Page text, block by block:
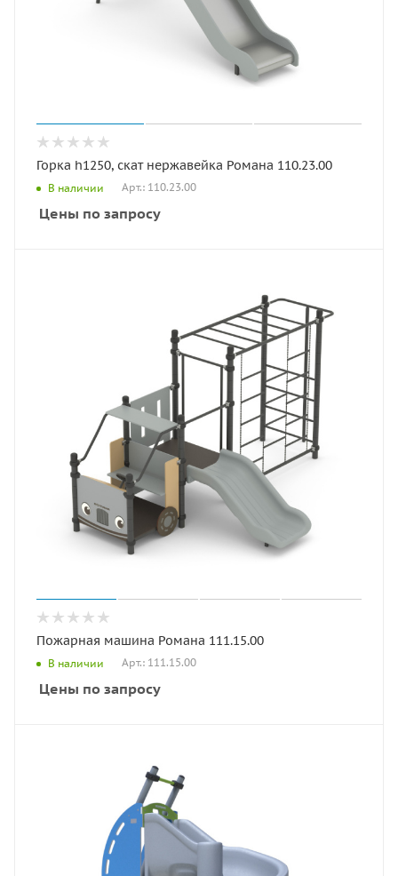
Горка h1250, скат нержавейка Романа 110.23.00
В наличии Арт.: 110.23.00
Цены по запросу
Пожарная машина Романа 111.15.00
В наличии Арт.: 111.15.00
Цены по запросу